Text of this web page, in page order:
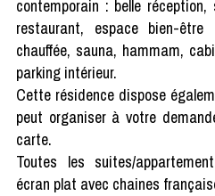
contemporain : belle
restaurant, espace bien-
chauffée, sauna, hammam,
parking intérieur.
Cette résidence dispose
peut organiser à votre
carte.
Toutes les suites/
écran plat avec chaines